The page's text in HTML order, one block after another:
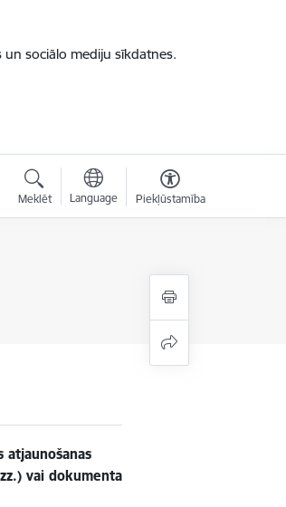
sociālo mediju sīkdatnes.
Meklēt Language Piekļūstamība
atjaunošanas
vai dokumenta